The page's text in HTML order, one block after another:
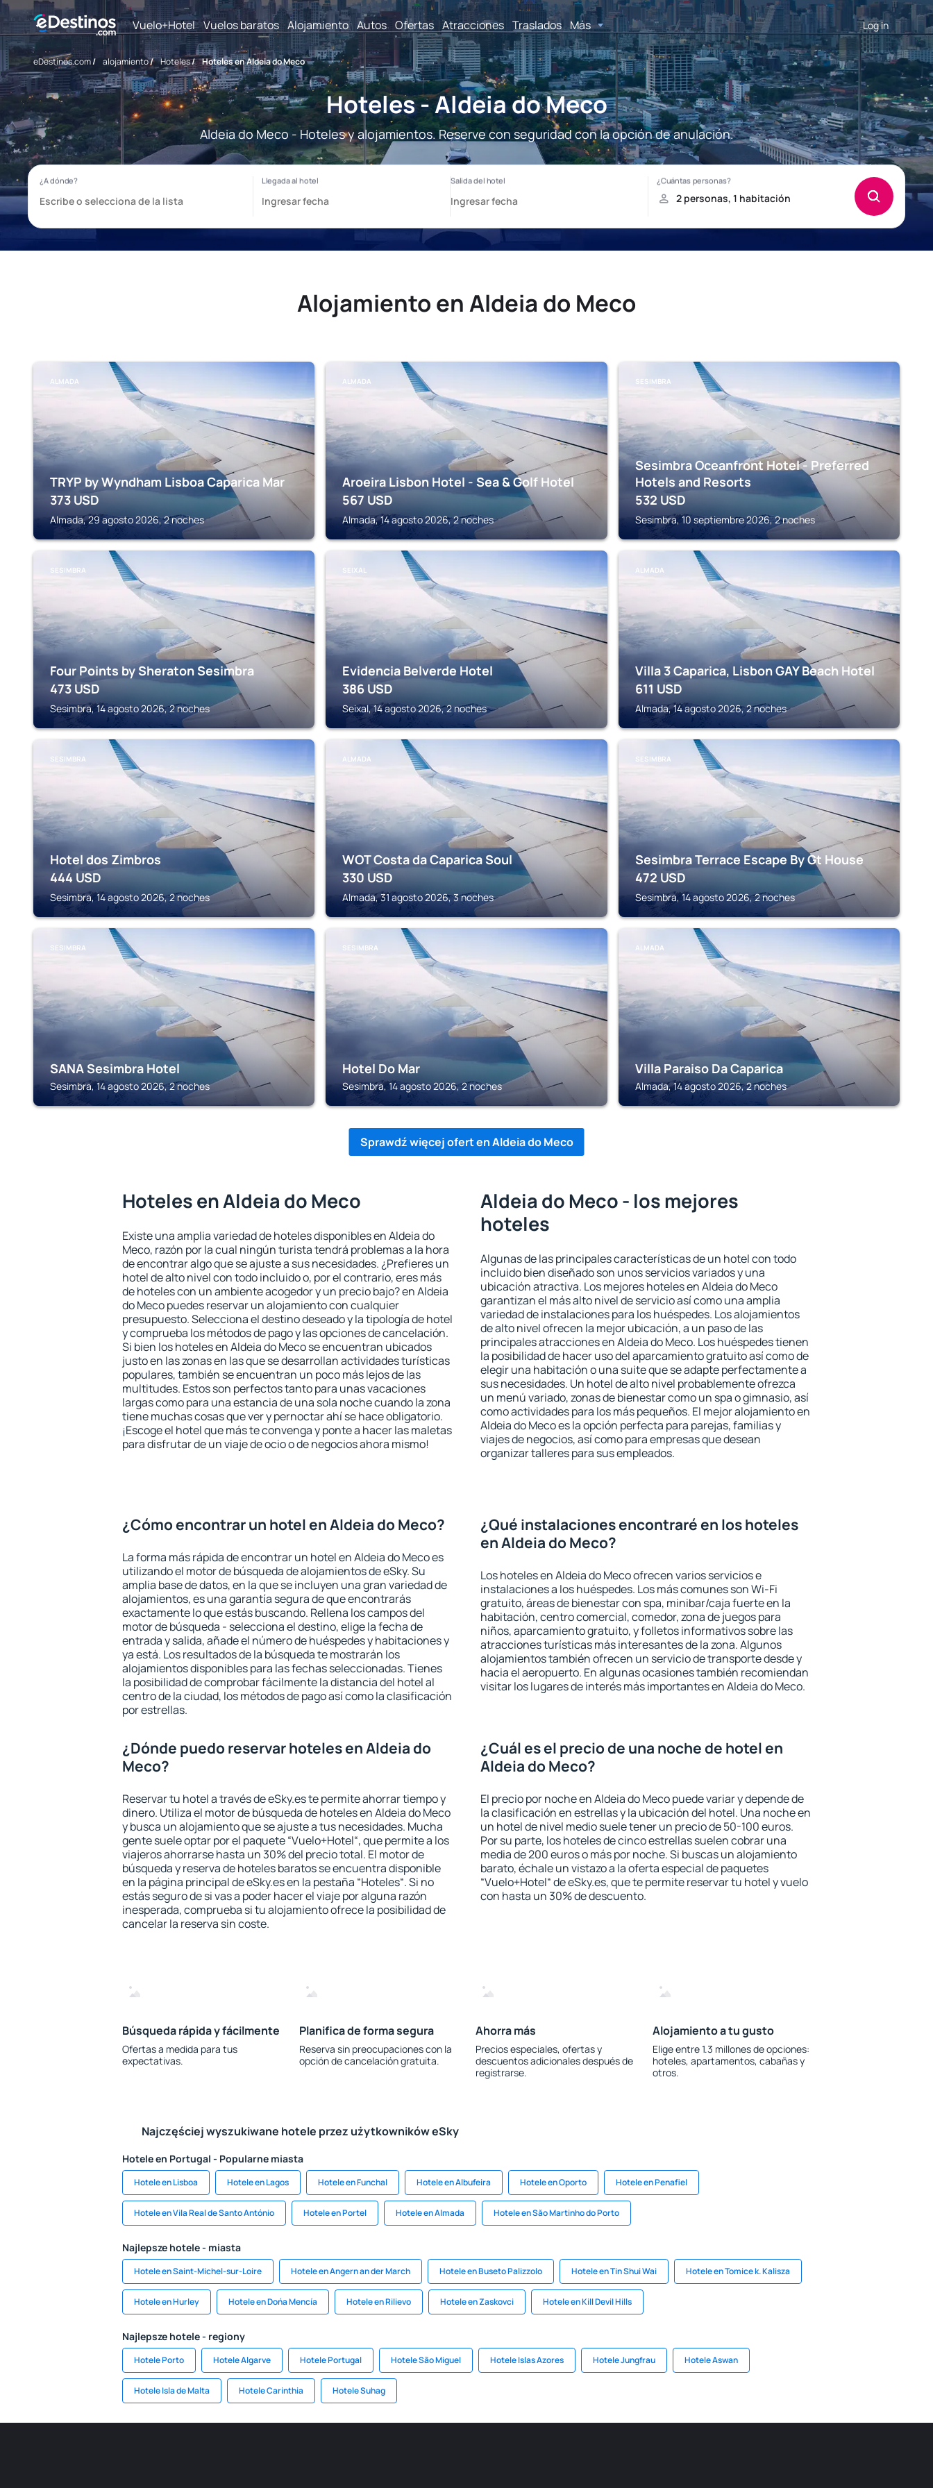
Vuelo+Hotel Vuelos baratos Alojamiento Autos Ofertas Atracciones Traslados Más Log in
eDestinos.com/ alojamiento/ Hoteles/ Hoteles en Aldeia do Meco
Hoteles - Aldeia do Meco
Aldeia do Meco - Hoteles y alojamientos. Reserve con seguridad con la opción de anulación.
Alojamiento en Aldeia do Meco
ALMADA
TRYP by Wyndham Lisboa Caparica Mar
373 USD
Almada, 29 agosto 2026, 2 noches
ALMADA
Aroeira Lisbon Hotel - Sea & Golf Hotel
567 USD
Almada, 14 agosto 2026, 2 noches
SESIMBRA
Sesimbra Oceanfront Hotel - Preferred
Hotels and Resorts
532 USD
Sesimbra, 10 septiembre 2026, 2 noches
SESIMBRA
Four Points by Sheraton Sesimbra
473 USD
Sesimbra, 14 agosto 2026, 2 noches
SEIXAL
Evidencia Belverde Hotel
386 USD
Seixal, 14 agosto 2026, 2 noches
ALMADA
Villa 3 Caparica, Lisbon GAY Beach Hotel
611 USD
Almada, 14 agosto 2026, 2 noches
SESIMBRA
Hotel dos Zimbros
444 USD
Sesimbra, 14 agosto 2026, 2 noches
ALMADA
WOT Costa da Caparica Soul
330 USD
Almada, 31 agosto 2026, 3 noches
SESIMBRA
Sesimbra Terrace Escape By Gt House
472 USD
Sesimbra, 14 agosto 2026, 2 noches
SESIMBRA
SANA Sesimbra Hotel
Sesimbra, 14 agosto 2026, 2 noches
SESIMBRA
Hotel Do Mar
Sesimbra, 14 agosto 2026, 2 noches
ALMADA
Villa Paraiso Da Caparica
Almada, 14 agosto 2026, 2 noches
Sprawdź więcej ofert en Aldeia do Meco
Hoteles en Aldeia do Meco
Existe una amplia variedad de hoteles disponibles en Aldeia do
Meco, razón por la cual ningún turista tendrá problemas a la hora
de encontrar algo que se ajuste a sus necesidades. ¿Prefieres un
hotel de alto nivel con todo incluido o, por el contrario, eres más
de hoteles con un ambiente acogedor y un precio bajo? en Aldeia
do Meco puedes reservar un alojamiento con cualquier
presupuesto. Selecciona el destino deseado y la tipología de hotel
y comprueba los métodos de pago y las opciones de cancelación.
Si bien los hoteles en Aldeia do Meco se encuentran ubicados
justo en las zonas en las que se desarrollan actividades turísticas
populares, también se encuentran un poco más lejos de las
multitudes. Estos son perfectos tanto para unas vacaciones
largas como para una estancia de una sola noche cuando la zona
tiene muchas cosas que ver y pernoctar ahí se hace obligatorio.
¡Escoge el hotel que más te convenga y ponte a hacer las maletas
para disfrutar de un viaje de ocio o de negocios ahora mismo!
Aldeia do Meco - los mejores
hoteles
Algunas de las principales características de un hotel con todo
incluido bien diseñado son unos servicios variados y una
ubicación atractiva. Los mejores hoteles en Aldeia do Meco
garantizan el más alto nivel de servicio así como una amplia
variedad de instalaciones para los huéspedes. Los alojamientos
de alto nivel ofrecen la mejor ubicación, a un paso de las
principales atracciones en Aldeia do Meco. Los huéspedes tienen
la posibilidad de hacer uso del aparcamiento gratuito así como de
elegir una habitación o una suite que se adapte perfectamente a
sus necesidades. Un hotel de alto nivel probablemente ofrezca
un menú variado, zonas de bienestar como un spa o gimnasio, así
como actividades para los más pequeños. El mejor alojamiento en
Aldeia do Meco es la opción perfecta para parejas, familias y
viajes de negocios, así como para empresas que desean
organizar talleres para sus empleados.
¿Cómo encontrar un hotel en Aldeia do Meco?
La forma más rápida de encontrar un hotel en Aldeia do Meco es
utilizando el motor de búsqueda de alojamientos de eSky. Su
amplia base de datos, en la que se incluyen una gran variedad de
alojamientos, es una garantía segura de que encontrarás
exactamente lo que estás buscando. Rellena los campos del
motor de búsqueda - selecciona el destino, elige la fecha de
entrada y salida, añade el número de huéspedes y habitaciones y
ya está. Los resultados de la búsqueda te mostrarán los
alojamientos disponibles para las fechas seleccionadas. Tienes
la posibilidad de comprobar fácilmente la distancia del hotel al
centro de la ciudad, los métodos de pago así como la clasificación
por estrellas.
¿Qué instalaciones encontraré en los hoteles
en Aldeia do Meco?
Los hoteles en Aldeia do Meco ofrecen varios servicios e
instalaciones a los huéspedes. Los más comunes son Wi-Fi
gratuito, áreas de bienestar con spa, minibar/caja fuerte en la
habitación, centro comercial, comedor, zona de juegos para
niños, aparcamiento gratuito, y folletos informativos sobre las
atracciones turísticas más interesantes de la zona. Algunos
alojamientos también ofrecen un servicio de transporte desde y
hacia el aeropuerto. En algunas ocasiones también recomiendan
visitar los lugares de interés más importantes en Aldeia do Meco.
¿Dónde puedo reservar hoteles en Aldeia do
Meco?
Reservar tu hotel a través de eSky.es te permite ahorrar tiempo y
dinero. Utiliza el motor de búsqueda de hoteles en Aldeia do Meco
y busca un alojamiento que se ajuste a tus necesidades. Mucha
gente suele optar por el paquete “Vuelo+Hotel“, que permite a los
viajeros ahorrarse hasta un 30% del precio total. El motor de
búsqueda y reserva de hoteles baratos se encuentra disponible
en la página principal de eSky.es en la pestaña “Hoteles“. Si no
estás seguro de si vas a poder hacer el viaje por alguna razón
inesperada, comprueba si tu alojamiento ofrece la posibilidad de
cancelar la reserva sin coste.
¿Cuál es el precio de una noche de hotel en
Aldeia do Meco?
El precio por noche en Aldeia do Meco puede variar y depende de
la clasificación en estrellas y la ubicación del hotel. Una noche en
un hotel de nivel medio suele tener un precio de 50-100 euros.
Por su parte, los hoteles de cinco estrellas suelen cobrar una
media de 200 euros o más por noche. Si buscas un alojamiento
barato, échale un vistazo a la oferta especial de paquetes
“Vuelo+Hotel“ de eSky.es, que te permite reservar tu hotel y vuelo
con hasta un 30% de descuento.
Búsqueda rápida y fácilmente
Ofertas a medida para tus
expectativas.
Planifica de forma segura
Reserva sin preocupaciones con la
opción de cancelación gratuita.
Ahorra más
Precios especiales, ofertas y
descuentos adicionales después de
registrarse.
Alojamiento a tu gusto
Elige entre 1.3 millones de opciones:
hoteles, apartamentos, cabañas y
otros.
Najczęściej wyszukiwane hotele przez użytkowników eSky
Hotele en Portugal - Popularne miasta
Hotele en Lisboa Hotele en Lagos Hotele en Funchal Hotele en Albufeira Hotele en Oporto Hotele en Penafiel
Hotele en Vila Real de Santo António Hotele en Portel Hotele en Almada Hotele en Săo Martinho do Porto
Najlepsze hotele - miasta
Hotele en Saint-Michel-sur-Loire Hotele en Angern an der March Hotele en Buseto Palizzolo Hotele en Tin Shui Wai Hotele en Tomice k. Kalisza
Hotele en Hurley Hotele en Dońa Mencía Hotele en Rilievo Hotele en Zaskovci Hotele en Kill Devil Hills
Najlepsze hotele - regiony
Hotele Porto Hotele Algarve Hotele Portugal Hotele São Miguel Hotele Islas Azores Hotele Jungfrau Hotele Aswan
Hotele Isla de Malta Hotele Carinthia Hotele Suhag